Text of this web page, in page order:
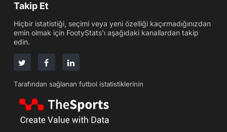
Takip Et
Hiçbir istatistiği, seçimi veya yeni özelliği kaçırmadığınızdan
emin olmak için FootyStats'ı aşağıdaki kanallardan takip
edin.
Tarafından sağlanan futbol istatistiklerinin